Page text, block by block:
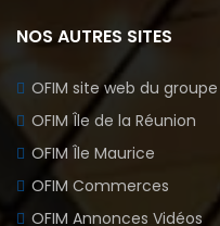
NOS AUTRES SITES
OFIM site web du groupe
OFIM Île de la Réunion
OFIM Île Maurice
OFIM Commerces
OFIM Annonces Vidéos